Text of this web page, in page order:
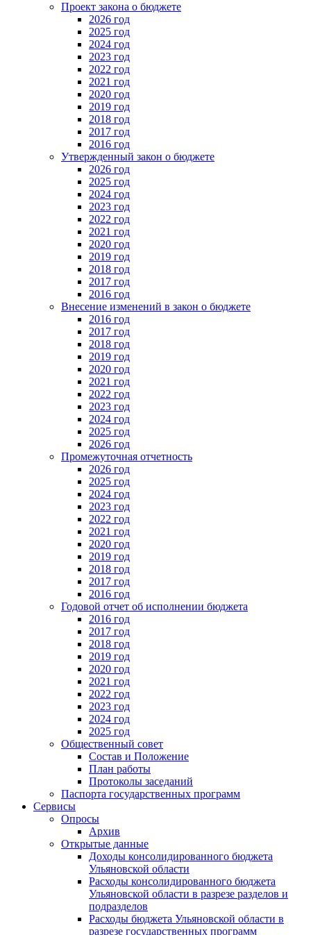
Проект закона о бюджете
2026 год
2025 год
2024 год
2023 год
2022 год
2021 год
2020 год
2019 год
2018 год
2017 год
2016 год
Утвержденный закон о бюджете
2026 год
2025 год
2024 год
2023 год
2022 год
2021 год
2020 год
2019 год
2018 год
2017 год
2016 год
Внесение изменений в закон о бюджете
2016 год
2017 год
2018 год
2019 год
2020 год
2021 год
2022 год
2023 год
2024 год
2025 год
2026 год
Промежуточная отчетность
2026 год
2025 год
2024 год
2023 год
2022 год
2021 год
2020 год
2019 год
2018 год
2017 год
2016 год
Годовой отчет об исполнении бюджета
2016 год
2017 год
2018 год
2019 год
2020 год
2021 год
2022 год
2023 год
2024 год
2025 год
Общественный совет
Состав и Положение
План работы
Протоколы заседаний
Паспорта государственных программ
Сервисы
Опросы
Архив
Открытые данные
Доходы консолидированного бюджета
Ульяновской области
Расходы консолидированного бюджета
Ульяновской области в разрезе разделов и
подразделов
Расходы бюджета Ульяновской области в
разрезе государственных программ